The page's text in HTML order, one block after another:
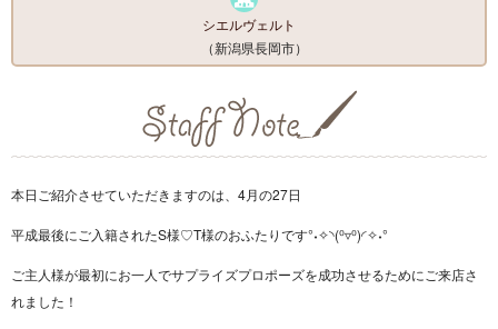
シエルヴェルト
（新潟県長岡市）
本日ご紹介させていただきますのは、4月の27日
平成最後にご入籍されたS様♡T様のおふたりです°˖✧◝(⁰▿⁰)◜✧˖°
ご主人様が最初にお一人でサプライズプロポーズを成功させるためにご来店さ
れました！